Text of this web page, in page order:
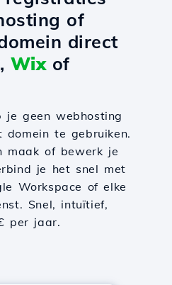
of
direct
, Wixof
je geen webhosting
domein te gebruiken.
maak of bewerk je
je het snel met
Workspace of elke
Snel, intuïtief,
per jaar.